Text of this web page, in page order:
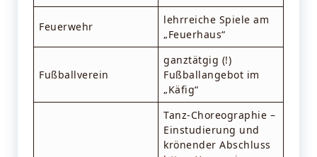
Feuerwehr
lehrreiche Spiele am
„Feuerhaus“
Fußballverein
ganztätgig (!)
Fußballangebot im
„Käfig“
Tanz-Choreographie –
Einstudierung und
krönender Abschluss